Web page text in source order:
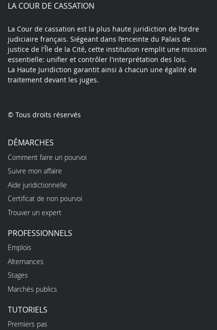
LA COUR DE CASSATION
La Cour de cassation est la plus haute juridiction de l’ordre
judiciaire français. Siégeant dans l’enceinte du Palais de
justice de l'Île de la Cité, cette institution remplit une mission
essentielle: unifier et contrôler l'interprétation des lois.
La Haute Juridiction garantit ainsi à chacun une égalité de
traitement devant les juges.
© Tous droits réservés
DÉMARCHES
Comment faire un pourvoi
Suivre mon affaire
Aide juridictionnelle
Certificat de non pourvoi
Trouver un expert
PROFESSIONNELS
Emplois
Alternances
Stages
Marchés publics
TUTORIELS
Premiers pas